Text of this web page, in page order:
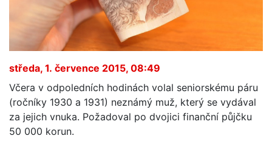
středa, 1. července 2015, 08:49
Včera v odpoledních hodinách volal seniorskému páru
(ročníky 1930 a 1931) neznámý muž, který se vydával
za jejich vnuka. Požadoval po dvojici finanční půjčku
50 000 korun.